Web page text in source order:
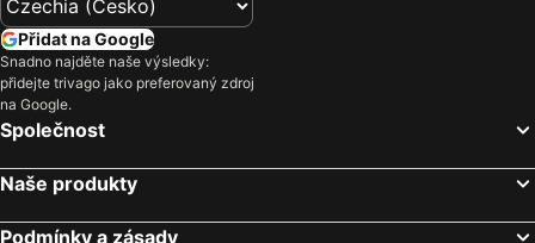
Přidat na Google
Snadno najděte naše výsledky:
přidejte trivago jako preferovaný zdroj
na Google.
Společnost
Naše produkty
Podmínky a zásady